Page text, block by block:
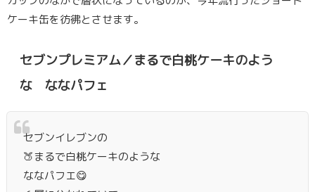
ケーキ缶を彷彿とさせます。
セブンプレミアム／まるで白桃ケーキのよう
な ななパフェ
セブンイレブンの
🍑まるで白桃ケーキのような
ななパフエ😋